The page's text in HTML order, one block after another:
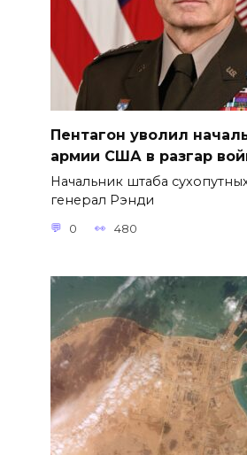
Пентагон уволил
армии США в разгар
Начальник штаба
генерал Рэнди
0 480